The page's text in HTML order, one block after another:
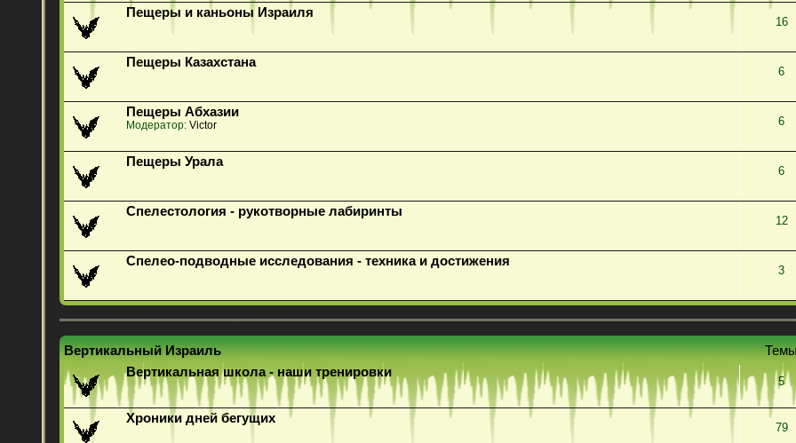
Пещеры и каньоны Израиля
16
Пещеры Казахстана
6
Пещеры Абхазии
Модератор: Victor 6
Пещеры Урала
6
Спелестология - рукотворные лабиринты
12
Спелео-подводные исследования - техника и достижения
3
Вертикальный Израиль
Вертикальная школа - наши тренировки
5
Хроники дней бегущих
79